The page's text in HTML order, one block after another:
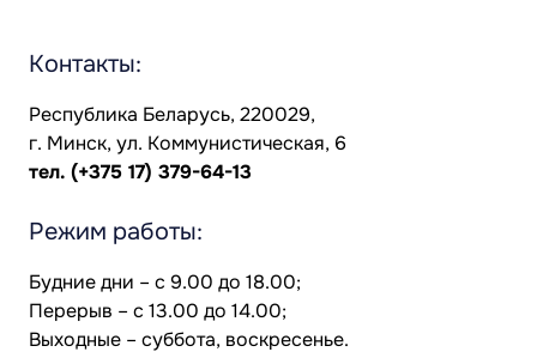
Контакты:
Республика Беларусь, 220029,
г. Минск, ул. Коммунистическая, 6
тел. (+375 17) 379-64-13
Режим работы:
Будние дни – с 9.00 до 18.00;
Перерыв – с 13.00 до 14.00;
Выходные – суббота, воскресенье.